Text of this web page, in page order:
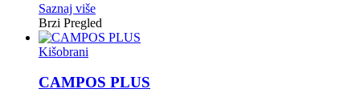
Saznaj više
Brzi Pregled
Kišobrani
CAMPOS PLUS